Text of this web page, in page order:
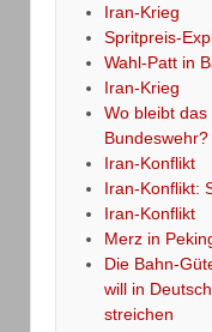
Iran-Krieg
Spritpreis-
Wahl-Patt in
Iran-Krieg
Wo bleibt
Bundeswehr?
Iran-Konflikt
Iran-Konflikt:
Iran-Konflikt
Merz in
Die Bahn-
will in
streichen